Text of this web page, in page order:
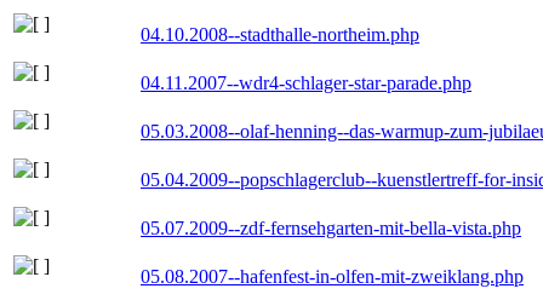
04.10.2008--stadthalle-northeim.php
04.11.2007--wdr4-schlager-star-parade.php
05.03.2008--olaf-henning--das-warmup-zum-
05.04.2009--popschlagerclub--kuenstlertreff-for-
05.07.2009--zdf-fernsehgarten-mit-bella-vista.php
05.08.2007--hafenfest-in-olfen-mit-zweiklang.php